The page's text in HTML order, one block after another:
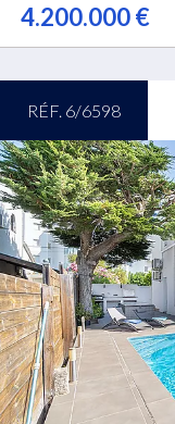
4.200.000 €
RÉF. 6/6598